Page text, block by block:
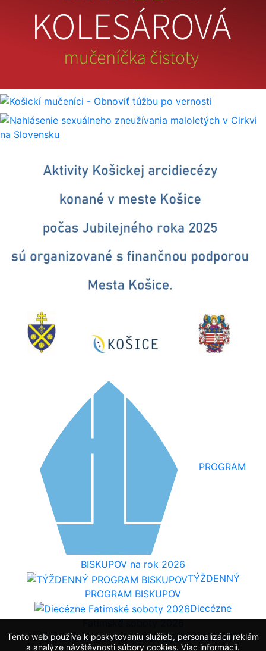
Tento web používa k poskytovaniu služieb, personalizácii reklám
a analýze návštěvnosti súbory cookies. Viac informácií.
PROGRAM
BISKUPOV na rok 2026
TÝŽDENNÝ
PROGRAM BISKUPOV
Diecézne
Fatimské soboty 2026
Štatistický